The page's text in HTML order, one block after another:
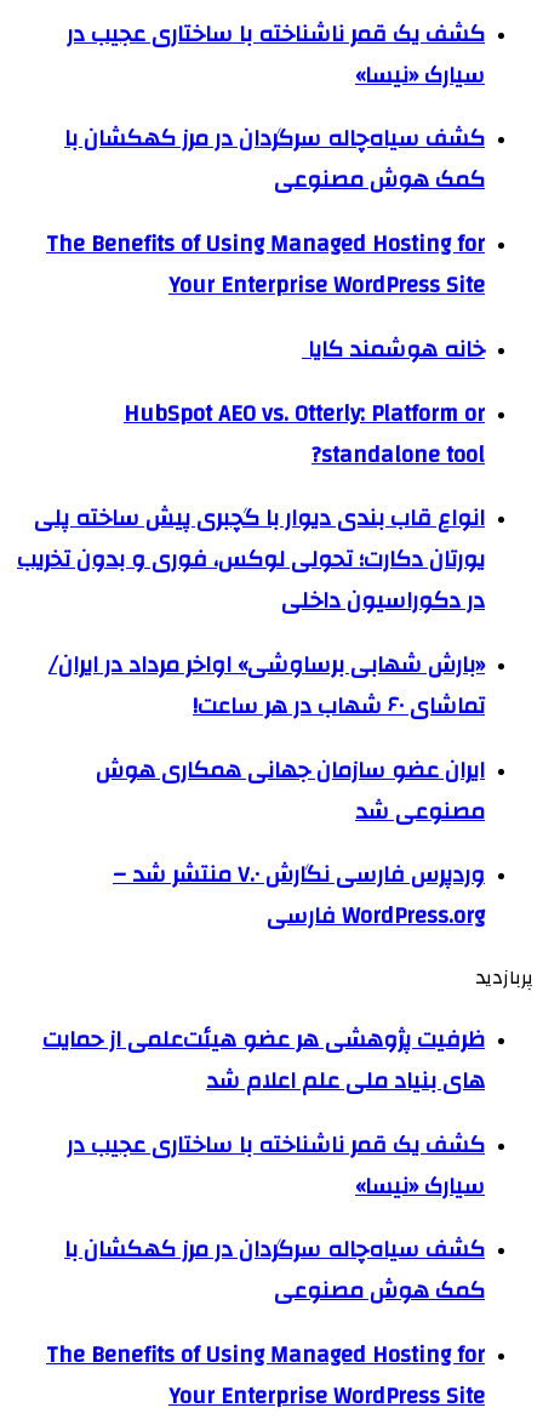
کشف یک قمر ناشناخته با ساختاری عجیب در
سیارک «نیسا»
کشف سیاه‌چاله سرگردان در مرز کهکشان با
کمک هوش مصنوعی
The Benefits of Using Managed Hosting for
Your Enterprise WordPress Site
خانه هوشمند کایا
HubSpot AEO vs. Otterly: Platform or
standalone tool?
انواع قاب بندی دیوار با گچبری پیش ساخته پلی
یورتان دکارت؛ تحولی لوکس، فوری و بدون تخریب
در دکوراسیون داخلی
«بارش شهابی برساوشی» اواخر مرداد در ایران/
تماشای ۶۰ شهاب در هر ساعت!
ایران عضو سازمان جهانی همکاری هوش
مصنوعی شد
وردپرس فارسی نگارش ۷.۰ منتشر شد –
WordPress.org فارسی
پربازدید
ظرفیت پژوهشی هر عضو هیئت‌علمی از حمایت
های بنیاد ملی علم اعلام شد
کشف یک قمر ناشناخته با ساختاری عجیب در
سیارک «نیسا»
کشف سیاه‌چاله سرگردان در مرز کهکشان با
کمک هوش مصنوعی
The Benefits of Using Managed Hosting for
Your Enterprise WordPress Site